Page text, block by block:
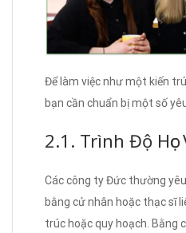
Để làm việc như một kiến
bạn cần chuẩn bị một số
2.1. Trình Độ Học
Các công ty Đức thường
bằng cử nhân hoặc thạc sĩ
trúc hoặc quy hoạch. Bằng